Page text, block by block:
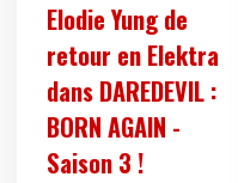
Elodie Yung de
retour en Elektra
dans DAREDEVIL :
BORN AGAIN -
Saison 3 !